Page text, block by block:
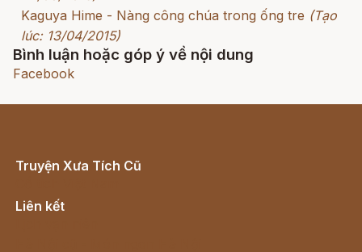
Kaguya Hime - Nàng công chúa trong ống tre (Tạo
lúc: 13/04/2015)
Bình luận hoặc góp ý về nội dung
Facebook
Truyện Xưa Tích Cũ
Liên kết